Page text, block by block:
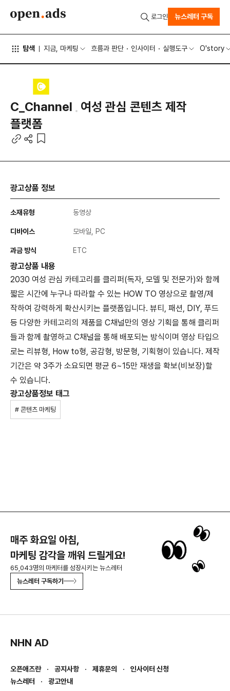
탐색 지금, 마케팅 흐름과 판단 인사이터 실행도구 O'story
로그인 뉴스레터 구독
C_Channel
여성 관심 콘텐츠 제작
플랫폼
광고상품 정보
소재유형 동영상
디바이스 모바일, PC
과금 방식 ETC
광고상품 내용
2030 여성 관심 카테고리를 클리퍼(독자, 모델 및 전문가)와 함께
짧은 시간에 누구나 따라할 수 있는 HOW TO 영상으로 촬영/제
작하여 강력하게 확산시키는 플랫폼입니다. 뷰티, 패션, DIY, 푸드
등 다양한 카테고리의 제품을 C채널만의 영상 기획을 통해 클리퍼
들과 함께 촬영하고 C채널을 통해 배포되는 방식이며 영상 타입으
로는 리뷰형, How to형, 공감형, 방문형, 기획형이 있습니다. 제작
기간은 약 3주가 소요되면 평균 6~15만 재생을 확보(비보장)할
수 있습니다.
광고상품정보 태그
# 콘텐츠 마케팅
매주 화요일 아침,
마케팅 감각을 깨워 드릴게요!
65,043명의 마케터를 성장시키는 뉴스레터
뉴스레터 구독하기
NHN AD
오픈애즈란 공지사항 제휴문의
인사이터 신청
뉴스레터
광고안내